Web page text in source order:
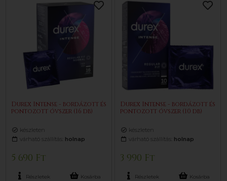
Durex Intense - bordázott és
pontozott óvszer (16 db)
készleten
várható szállítás: holnap
5 690 Ft
Részletek Kosárba
Durex Intense - bordázott és
pontozott óvszer (10 db)
készleten
várható szállítás: holnap
3 990 Ft
Részletek Kosárba